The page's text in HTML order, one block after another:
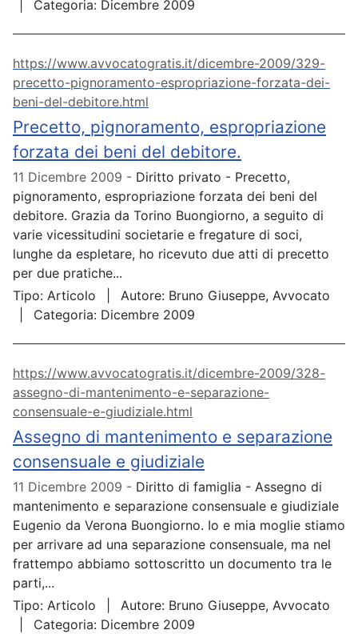
Categoria: Dicembre 2009
Precetto, pignoramento, espropriazione
forzata dei beni del debitore.
https://www.avvocatogratis.it/dicembre-2009/329-
precetto-pignoramento-espropriazione-forzata-dei-
beni-del-debitore.html
11 Dicembre 2009
Diritto privato - Precetto,
pignoramento, espropriazione forzata dei beni del
debitore. Grazia da Torino Buongiorno, a seguito di
varie vicessitudini societarie e fregature di soci,
lunghe da espletare, ho ricevuto due atti di precetto
per due pratiche...
Tipo: Articolo Autore: Bruno Giuseppe, Avvocato
Categoria: Dicembre 2009
Assegno di mantenimento e separazione
consensuale e giudiziale
https://www.avvocatogratis.it/dicembre-2009/328-
assegno-di-mantenimento-e-separazione-
consensuale-e-giudiziale.html
11 Dicembre 2009
Diritto di famiglia - Assegno di
mantenimento e separazione consensuale e giudiziale
Eugenio da Verona Buongiorno. Io e mia moglie stiamo
per arrivare ad una separazione consensuale, ma nel
frattempo abbiamo sottoscritto un documento tra le
parti,...
Tipo: Articolo Autore: Bruno Giuseppe, Avvocato
Categoria: Dicembre 2009